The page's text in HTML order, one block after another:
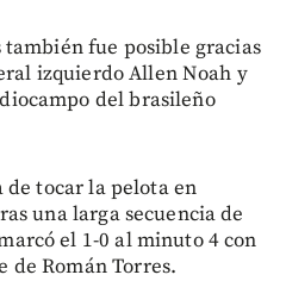
fue posible gracias
izquierdo Allen Noah y
del brasileño
tocar la pelota en
una larga secuencia de
el 1-0 al minuto 4 con
de Román Torres.